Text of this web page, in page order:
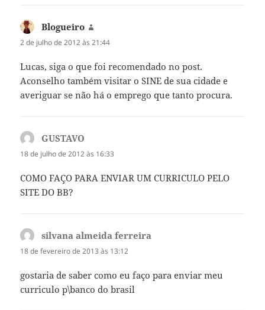
Blogueiro
2 de julho de 2012 às 21:44
Lucas, siga o que foi recomendado no post.
Aconselho também visitar o SINE de sua cidade e
averiguar se não há o emprego que tanto procura.
GUSTAVO
18 de julho de 2012 às 16:33
COMO FAÇO PARA ENVIAR UM CURRICULO PELO
SITE DO BB?
silvana almeida ferreira
18 de fevereiro de 2013 às 13:12
gostaria de saber como eu faço para enviar meu
curriculo p\banco do brasil